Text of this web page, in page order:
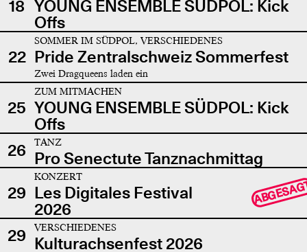
18 YOUNG ENSEMBLE SÜDPOL: Kick
Offs
22
SOMMER IM SÜDPOL, VERSCHIEDENES
Pride Zentralschweiz Sommerfest
Zwei Dragqueens laden ein
25
ZUM MITMACHEN
YOUNG ENSEMBLE SÜDPOL: Kick
Offs
26
TANZ
Pro Senectute Tanznachmittag
29
KONZERT
Les Digitales Festival
2026
29 VERSCHIEDENES
Kulturachsenfest 2026